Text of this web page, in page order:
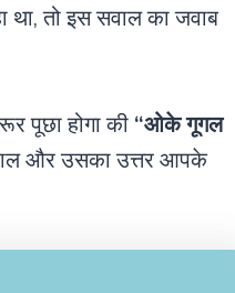
तो इस सवाल का जवाब
पूछा होगा की “ओके गूगल
और उसका उत्तर आपके